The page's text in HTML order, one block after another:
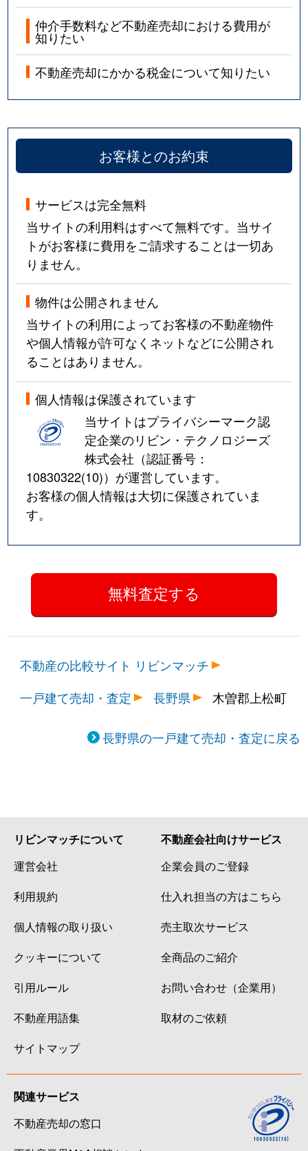
仲介手数料など不動産売却における費用が
知りたい
不動産売却にかかる税金について知りたい
お客様とのお約束
サービスは完全無料
当サイトの利用料はすべて無料です。当サイ
トがお客様に費用をご請求することは一切あ
りません。
物件は公開されません
当サイトの利用によってお客様の不動産物件
や個人情報が許可なくネットなどに公開され
ることはありません。
個人情報は保護されています
当サイトはプライバシーマーク認
定企業のリビン・テクノロジーズ
株式会社（認証番号：
10830322(10)）が運営しています。
お客様の個人情報は大切に保護されていま
す。
不動産の比較サイト リビンマッチ
一戸建て売却・査定
長野県 木曽郡上松町
長野県の一戸建て売却・査定に戻る
リビンマッチについて
運営会社
利用規約
個人情報の取り扱い
クッキーについて
引用ルール
不動産用語集
サイトマップ
不動産会社向けサービス
企業会員のご登録
仕入れ担当の方はこちら
売主取次サービス
全商品のご紹介
お問い合わせ（企業用）
取材のご依頼
関連サービス
不動産売却の窓口